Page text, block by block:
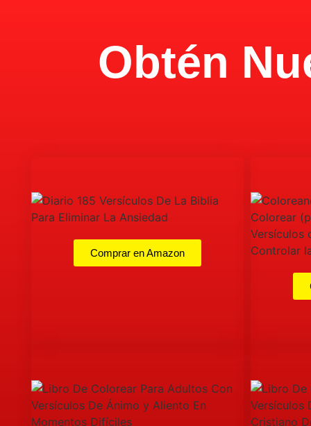
Obtén
Comprar en Amazon